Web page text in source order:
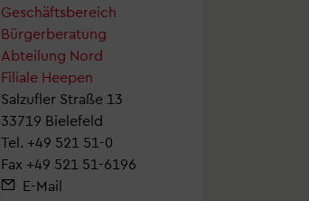
Geschäftsbereich
Bürgerberatung
Abteilung Nord
Filiale Heepen
Salzufler Straße 13
33719 Bielefeld
Tel. +49 521 51-0
Fax +49 521 51-6196
E-Mail